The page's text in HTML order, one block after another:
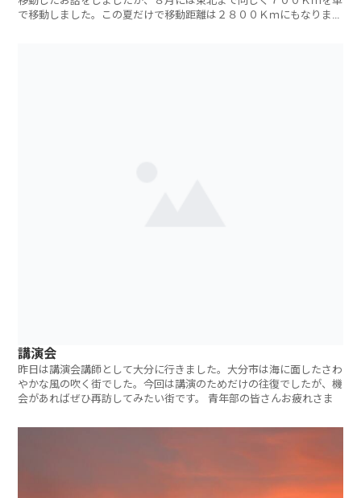
で移動しました。この夏だけで移動距離は２８００Ｋｍにもなりま
講演会
昨日は講演会講師として大分に行きました。大分市は海に面したさわ
やかな風の吹く街でした。今回は講演のためだけの往復でしたが、機
会があればぜひ再訪してみたい街です。 青年部の皆さんお疲れさま